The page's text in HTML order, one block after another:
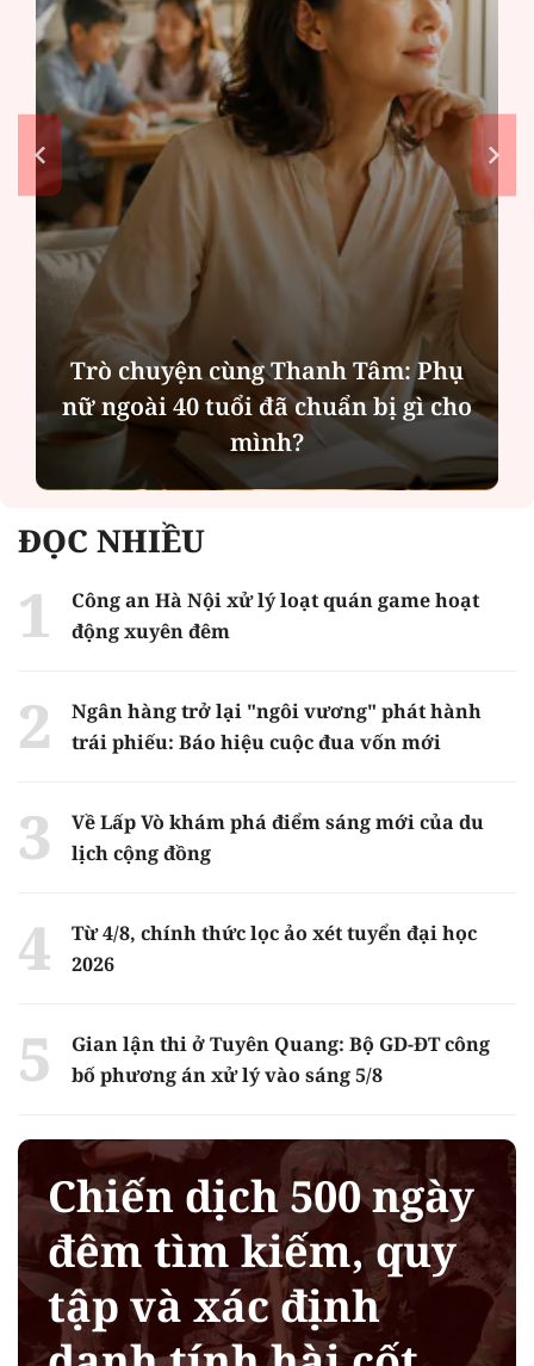
Trò chuyện cùng Thanh Tâm: Phụ
nữ ngoài 40 tuổi đã chuẩn bị gì cho
mình?
ĐỌC NHIỀU
Công an Hà Nội xử lý loạt quán game hoạt
động xuyên đêm
Ngân hàng trở lại "ngôi vương" phát hành
trái phiếu: Báo hiệu cuộc đua vốn mới
Về Lấp Vò khám phá điểm sáng mới của du
lịch cộng đồng
Từ 4/8, chính thức lọc ảo xét tuyển đại học
2026
Gian lận thi ở Tuyên Quang: Bộ GD-ĐT công
bố phương án xử lý vào sáng 5/8
Chiến dịch 500 ngày
đêm tìm kiếm, quy
tập và xác định